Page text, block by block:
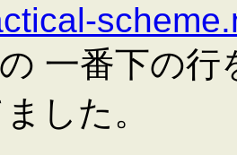
の 一番下の行
した。